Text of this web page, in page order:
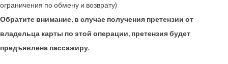
ограничения по обмену и возврату)
Обратите внимание, в случае получения претензии от
владельца карты по этой операции, претензия будет
предъявлена пассажиру.